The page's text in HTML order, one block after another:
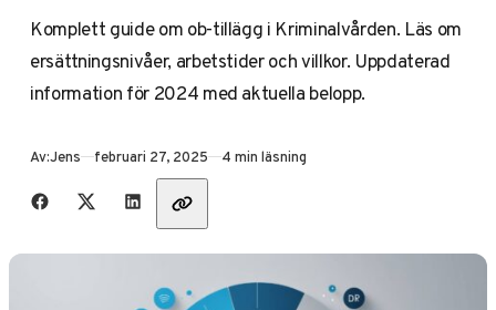
Komplett guide om ob-tillägg i Kriminalvården. Läs om
ersättningsnivåer, arbetstider och villkor. Uppdaterad
information för 2024 med aktuella belopp.
Av:Jens Publicerad
februari 27, 2025 4 min läsning
Dela med vänner